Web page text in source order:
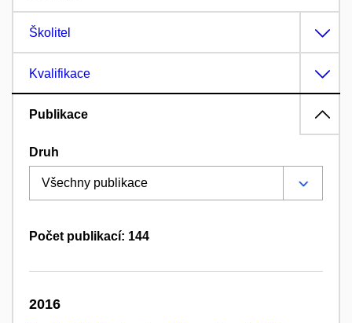
Školitel
Kvalifikace
Publikace
Druh
Počet publikací: 144
2016